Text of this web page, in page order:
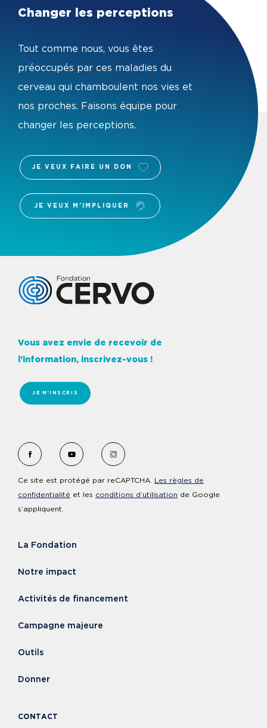
Changer les perceptions
Tout comme nous, vous êtes
préoccupés par ces maladies du
cerveau qui chamboulent nos vies et
nos proches. Faisons équipe pour
changer les perceptions.
JE VEUX FAIRE UN DON
JE VEUX M'IMPLIQUER
Logo Fondation Cervo
Vous avez envie de recevoir de
l’information, inscrivez-vous !
JE M'INSCRIS
Voir le Facebook de Fondation Cervo
Voir le YouTube de Fondation Cervo
Voir le Instagram de Fondation
Ce site est protégé par reCAPTCHA. Les règles de
confidentialité et les conditions d’utilisation de Google
s’appliquent.
La Fondation
Notre impact
Activités de financement
Campagne majeure
Outils
Donner
CONTACT